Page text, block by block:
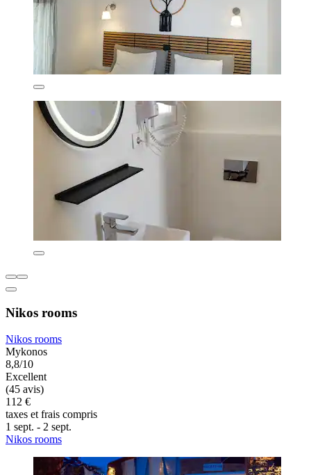
Nikos rooms
Nikos rooms
Mykonos
8,8/10
Excellent
(45 avis)
112 €
taxes et frais compris
1 sept. - 2 sept.
Nikos rooms